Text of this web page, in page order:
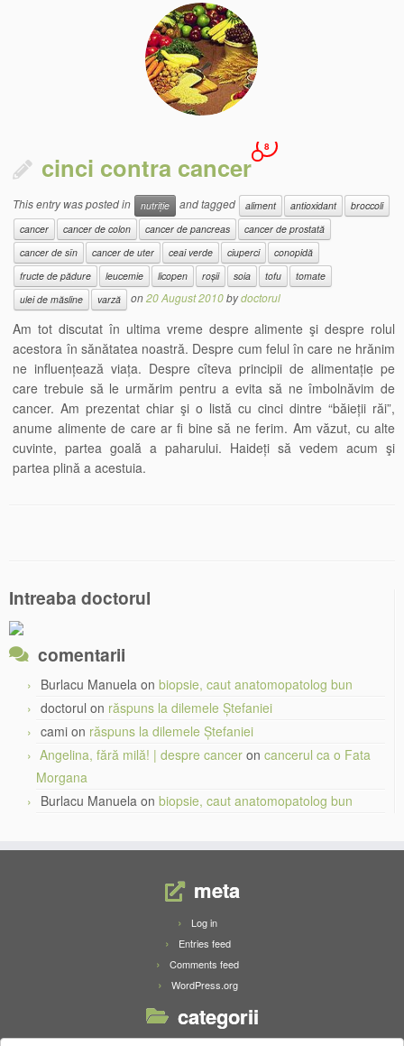
cinci contra cancer
8
This entry was posted in nutriție and tagged aliment antioxidant
broccoli
cancer
cancer de colon cancer de pancreas
cancer de prostată
cancer de sîn
cancer de uter ceai verde ciuperci
conopidă
fructe de pădure
leucemie licopen roșii soia tofu
tomate
ulei de măsline
varză on20 August 2010bydoctorul
Am tot discutat în ultima vreme despre alimente şi despre rolul
acestora în sănătatea noastră. Despre cum felul în care ne hrănim
ne influențează viața. Despre cîteva principii de alimentație pe
care trebuie să le urmărim pentru a evita să ne îmbolnăvim de
cancer. Am prezentat chiar şi o listă cu cinci dintre “băieții răi”,
anume alimente de care ar fi bine să ne ferim. Am văzut, cu alte
cuvinte, partea goală a paharului. Haideți să vedem acum şi
partea plină a acestuia.
Intreaba doctorul
comentarii
Burlacu Manuela on biopsie, caut anatomopatolog bun
doctorul on răspuns la dilemele Ștefaniei
cami on răspuns la dilemele Ștefaniei
Angelina, fără milă! | despre cancer on cancerul ca o Fata
Morgana
Burlacu Manuela on biopsie, caut anatomopatolog bun
meta
Log in
Entries feed
Comments feed
WordPress.org
categorii